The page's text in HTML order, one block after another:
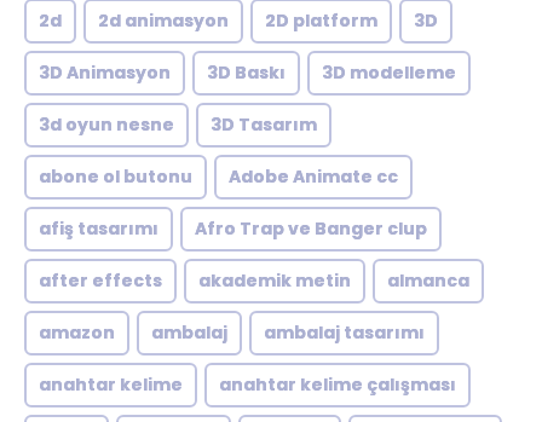
2d 2d animasyon 2D platform 3D
3D Animasyon 3D Baskı 3D modelleme
3d oyun nesne 3D Tasarım
abone ol butonu Adobe Animate cc
afiş tasarımı Afro Trap ve Banger clup
after effects akademik metin almanca
amazon ambalaj ambalaj tasarımı
anahtar kelime anahtar kelime çalışması